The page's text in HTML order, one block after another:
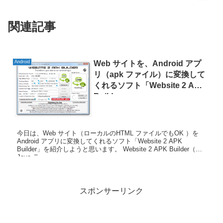
関連記事
Android
Web サイトを、Android アプ
リ（apk ファイル）に変換して
くれるソフト「Website 2 APK
Builder」
今日は、Web サイト（ローカルのHTML ファイルでもOK ）を
Android アプリに変換してくれるソフト「Website 2 APK
Builder」を紹介しようと思います。 Website 2 APK Builder（要
Java ラ...
スポンサーリンク